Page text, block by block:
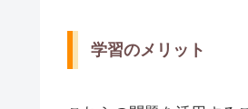
学習のメリット